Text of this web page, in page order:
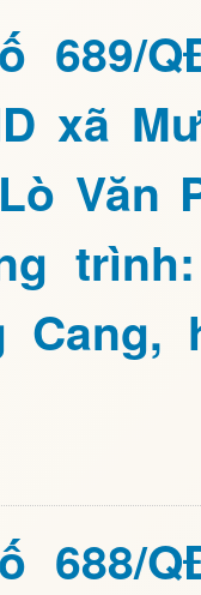
689/
xã
Văn
Cang,
688/